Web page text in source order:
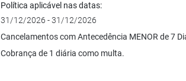
Política aplicável nas datas:
31/12/2026 - 31/12/2026
Cancelamentos com Antecedência MENOR de 7
Cobrança de 1 diária como multa.